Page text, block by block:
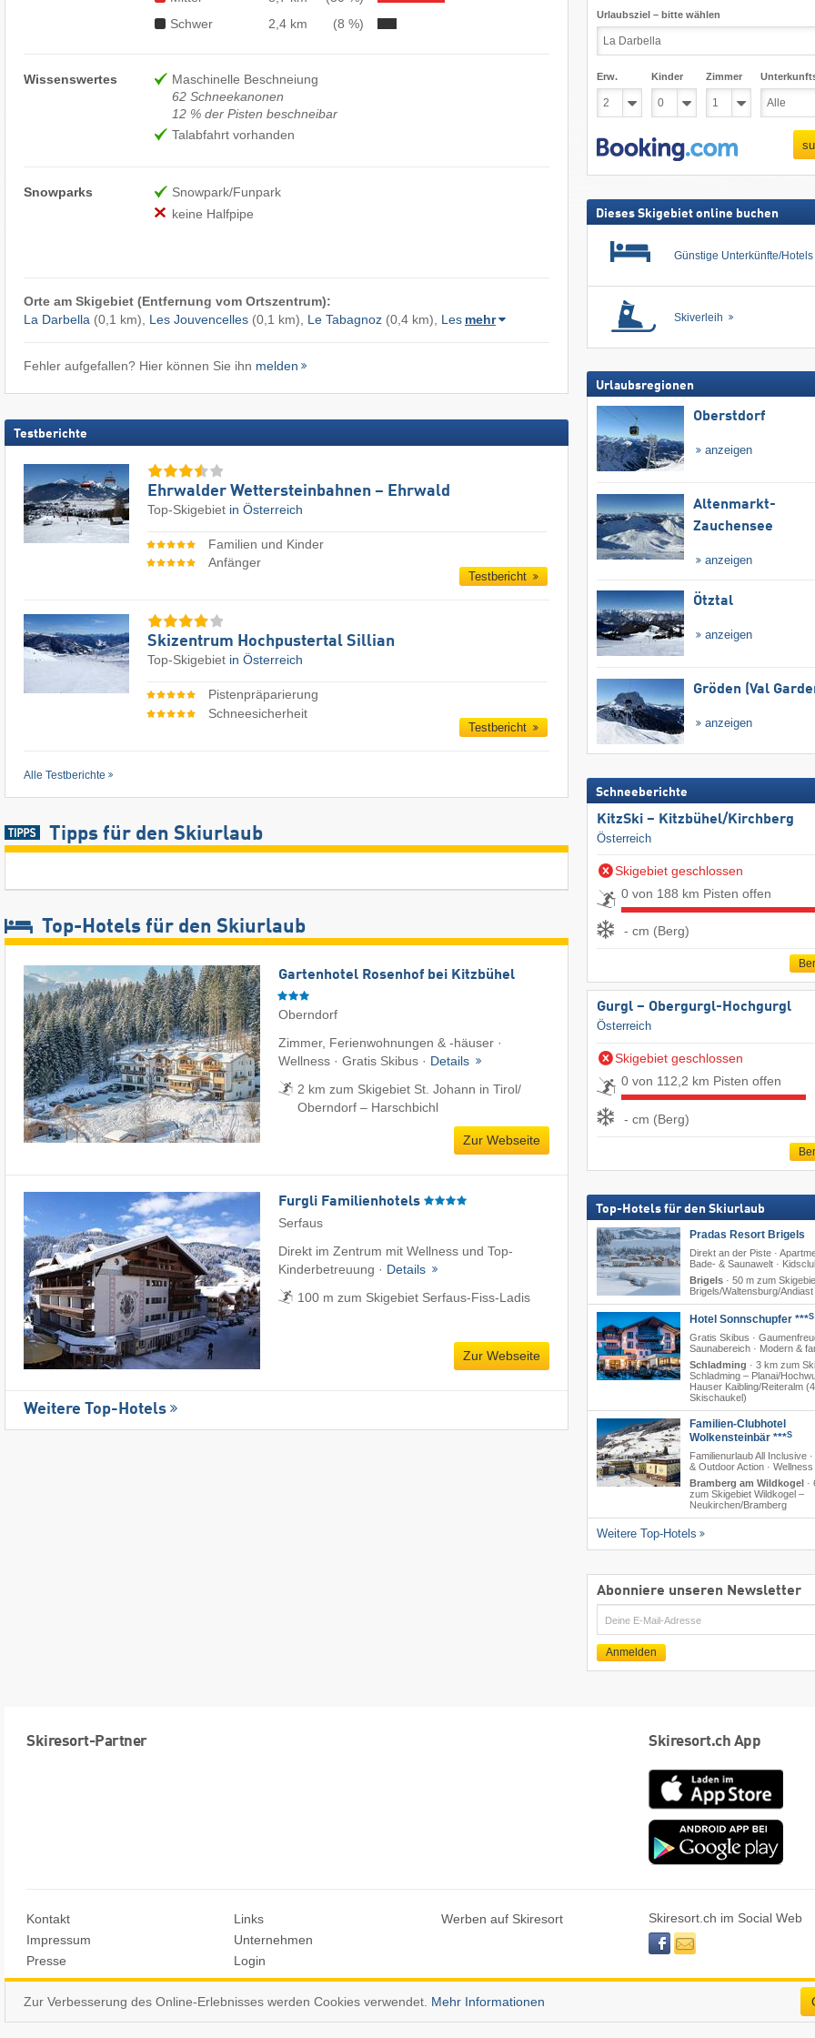
Schwer
2,4 km (8 %)
Wissenswertes
Maschinelle Beschneiung
62 Schneekanonen
12 % der Pisten beschneibar
Talabfahrt vorhanden
Snowparks
Snowpark/Funpark
keine Halfpipe
Orte am Skigebiet (Entfernung vom Ortszentrum):
La Darbella (0,1 km), Les Jouvencelles(0,1 km), Le Tabagnoz(0,4 km), Les mehr
Fehler aufgefallen? Hier können Sie ihn melden
Testberichte
Ehrwalder Wettersteinbahnen – Ehrwald
Top-Skigebiet in Österreich
Familien und Kinder
Anfänger
Testbericht
Skizentrum Hochpustertal Sillian
Top-Skigebiet in Österreich
Pistenpräparierung
Schneesicherheit
Testbericht
Alle Testberichte
Tipps für den Skiurlaub
Top-Hotels für den Skiurlaub
Gartenhotel Rosenhof bei Kitzbühel
Oberndorf
Zimmer, Ferienwohnungen & -häuser ·
Wellness · Gratis Skibus · Details
2 km zum Skigebiet St. Johann in Tirol/​
Oberndorf – Harschbichl
Zur Webseite
Furgli Familienhotels
Serfaus
Direkt im Zentrum mit Wellness und Top-
Kinderbetreuung · Details
100 m zum Skigebiet Serfaus-Fiss-Ladis
Zur Webseite
Weitere Top-Hotels
Urlaubsziel – bitte wählen
Erw. Kinder Zimmer
Dieses Skigebiet online buchen
Günstige Unterkünfte/Hotels
Skiverleih
Urlaubsregionen
Oberstdorf
anzeigen
Altenmarkt-
Zauchensee
anzeigen
Ötztal
anzeigen
Gröden (Val
anzeigen
Schneeberichte
KitzSki – Kitzbühel/​Kirchberg
Österreich
Skigebiet geschlossen
0 von 188 km Pisten offen
- cm (Berg)
Gurgl – Obergurgl-Hochgurgl
Österreich
Skigebiet geschlossen
0 von 112,2 km Pisten offen
- cm (Berg)
Top-Hotels für den Skiurlaub
Pradas Resort Brigels
Direkt an der Piste ·
Bade- & Saunawelt ·
Brigels· 50 m zum
Brigels/​Waltensburg/​Andiast
Hotel Sonnschupfer ***S
Gratis Skibus ·
Saunabereich · Modern &
Schladming · 3 km zum
Schladming – Planai/​
Hauser Kaibling/​Reiteralm
Skischaukel)
Familien-Clubhotel
Wolkensteinbär ***S
Familienurlaub All Inclusive
& Outdoor Action · Wellness
Bramberg am Wildkogel·
zum Skigebiet Wildkogel –
Neukirchen/​Bramberg
Weitere Top-Hotels
Abonniere unseren Newsletter
E-
Mail
Anmelden
Skiresort-Partner Skiresort.ch App
App
Store
Kontakt
Impressum
Presse
Links
Unternehmen
Login
Werben auf Skiresort
Skiresort.ch im Social Web
facebooknewsletter
© Skiresort Service International GmbH. Alle Rechte vorbehalten.
Zur Verbesserung des Online-Erlebnisses werden Cookies verwendet. Mehr Informationen